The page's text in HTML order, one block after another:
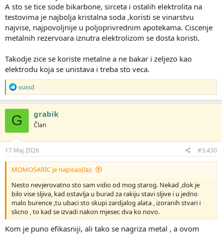
A sto se tice sode bikarbone, sirceta i ostalih elektrolita na
testovima je najbolja kristalna soda ,koristi se vinarstvu
najvise, najpovoljnije u poljoprivrednim apotekama. Ciscenje
metalnih rezervoara iznutra elektrolizom se dosta koristi.
Takodje zice se koriste metalne a ne bakar i zeljezo kao
elektrodu koja se unistava i treba sto veca.
R
e
a
g
o
v
a
n
j
:
vuxsd
G grabik
Član
17 Maj 2026 #3.430
MOMOSARIC je napisao(la):
Nesto nevjerovatno sto sam vidio od mog starog. Nekad ,dok je
bilo vise sljiva, kad ostavlja u burad za rakiju stavi sljive i u jedno
malo burence ,tu ubaci sto skupi zardjalog alata , izoranih stvari i
slicno , to kad se izvadi nakon mjesec dva ko novo.
Kom je puno efikasniji, ali tako se nagriza metal , a ovom